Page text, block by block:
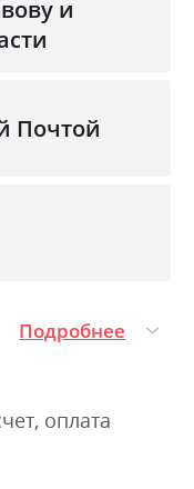
и
Почтой
Подробнее
оплата